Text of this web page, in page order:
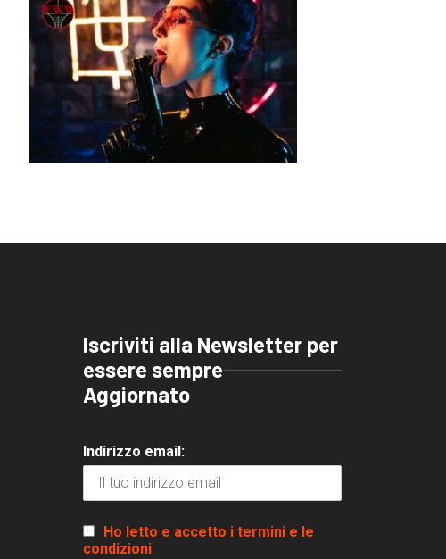
Iscriviti alla Newsletter per
essere sempre
Aggiornato
Indirizzo email:
Ho letto e accetto i termini e le
condizioni